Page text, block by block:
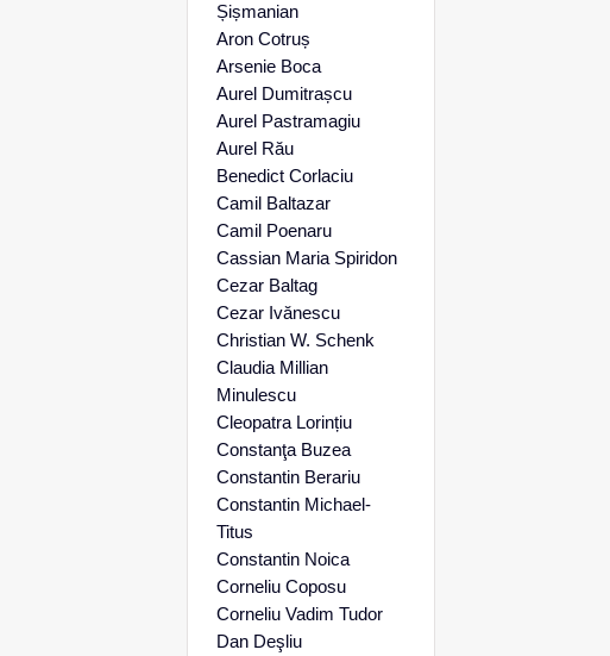
Șișmanian
Aron Cotruș
Arsenie Boca
Aurel Dumitrașcu
Aurel Pastramagiu
Aurel Rău
Benedict Corlaciu
Camil Baltazar
Camil Poenaru
Cassian Maria Spiridon
Cezar Baltag
Cezar Ivănescu
Christian W. Schenk
Claudia Millian
Minulescu
Cleopatra Lorințiu
Constanţa Buzea
Constantin Berariu
Constantin Michael-
Titus
Constantin Noica
Corneliu Coposu
Corneliu Vadim Tudor
Dan Deşliu